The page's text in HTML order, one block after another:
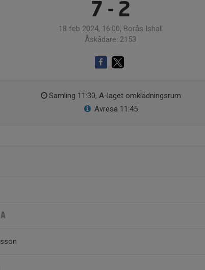
7 - 2
18 feb 2024, 16:00, Borås Ishall
Åskådare: 2153
Samling 11:30, A-laget omklädningsrum
Avresa 11:45